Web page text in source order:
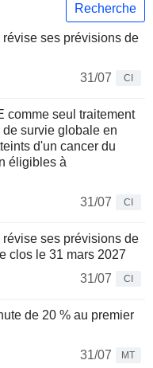
Recherche
ses prévisions de
31/07
CI
comme seul traitement
survie globale en
d'un cancer du
éligibles à
31/07
CI
ses prévisions de
clos le 31 mars 2027
31/07
CI
de 20 % au premier
31/07
MT